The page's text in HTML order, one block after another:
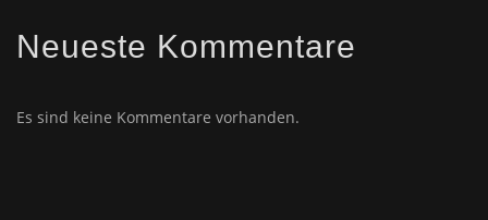
Neueste Kommentare
Es sind keine Kommentare vorhanden.